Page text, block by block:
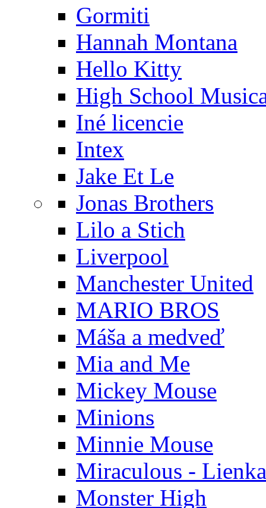
Gormiti
Hannah Montana
Hello Kitty
High School
Iné licencie
Intex
Jake Et Le
Jonas Brothers
Lilo a Stich
Liverpool
Manchester United
MARIO BROS
Máša a medveď
Mia and Me
Mickey Mouse
Minions
Minnie Mouse
Miraculous -
Monster High